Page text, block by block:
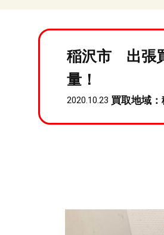
稲沢市 出張
量！
2020.10.23 買取地域